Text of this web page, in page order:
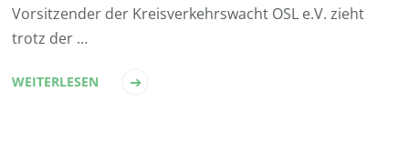
Vorsitzender der Kreisverkehrswacht OSL e.V. zieht
trotz der …
WEITERLESEN